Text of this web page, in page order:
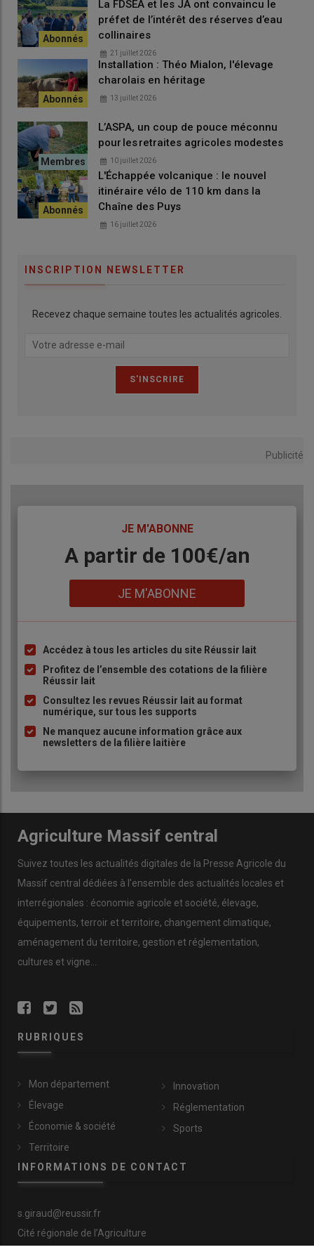
La FDSEA et les JA ont convaincu le
préfet de l’intérêt des réserves d’eau
collinaires
21 juillet 2026
Installation : Théo Mialon, l'élevage
charolais en héritage
13 juillet 2026
L’ASPA, un coup de pouce méconnu
pour les retraites agricoles modestes
10 juillet 2026
L'Échappée volcanique : le nouvel
itinéraire vélo de 110 km dans la
Chaîne des Puys
16 juillet 2026
INSCRIPTION NEWSLETTER
Recevez chaque semaine toutes les actualités agricoles.
Publicité
JE M'ABONNE
BodyA partir de 100€/an
JE M'ABONNE
Liste
à
puce
Accédez à tous les articles du site Réussir lait
Profitez de l’ensemble des cotations de la filière
Réussir lait
Consultez les revues Réussir lait au format
numérique, sur tous les supports
Ne manquez aucune information grâce aux
newsletters de la filière laitière
Agriculture Massif central
Suivez toutes les actualités digitales de la Presse Agricole du
Massif central dédiées à l'ensemble des actualités locales et
interrégionales : économie agricole et société, élevage,
équipements, terroir et territoire, changement climatique,
aménagement du territoire, gestion et réglementation,
cultures et vigne...
RUBRIQUES
Mon département
Élevage
Économie & société
Territoire
Innovation
Réglementation
Sports
INFORMATIONS DE CONTACT
s.giraud@reussir.fr
Cité régionale de l’Agriculture